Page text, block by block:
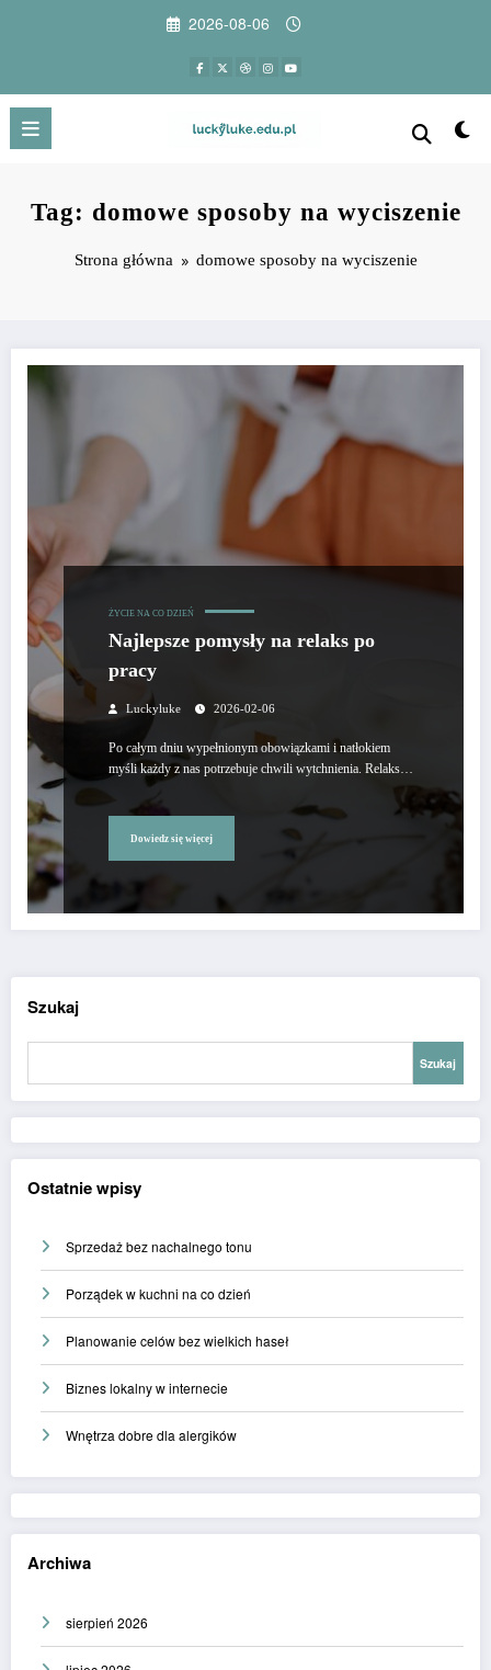
2026-08-06
Tag: domowe sposoby na wyciszenie
Strona główna domowe sposoby na wyciszenie
ŻYCIE NA CO DZIEŃ
Najlepsze pomysły na relaks po
pracy
Luckyluke 2026-02-06
Po całym dniu wypełnionym obowiązkami i natłokiem
myśli każdy z nas potrzebuje chwili wytchnienia. Relaks…
Dowiedz się więcej
Szukaj
Szukaj
Ostatnie wpisy
Sprzedaż bez nachalnego tonu
Porządek w kuchni na co dzień
Planowanie celów bez wielkich haseł
Biznes lokalny w internecie
Wnętrza dobre dla alergików
Archiwa
sierpień 2026